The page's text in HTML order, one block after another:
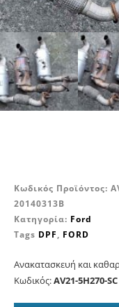
Κωδικός Προϊόντος:
20140313B
Κατηγορία: Ford
Tags DPF, FORD
Ανακατασκευή και
Κωδικός:AV21-5H270-SC